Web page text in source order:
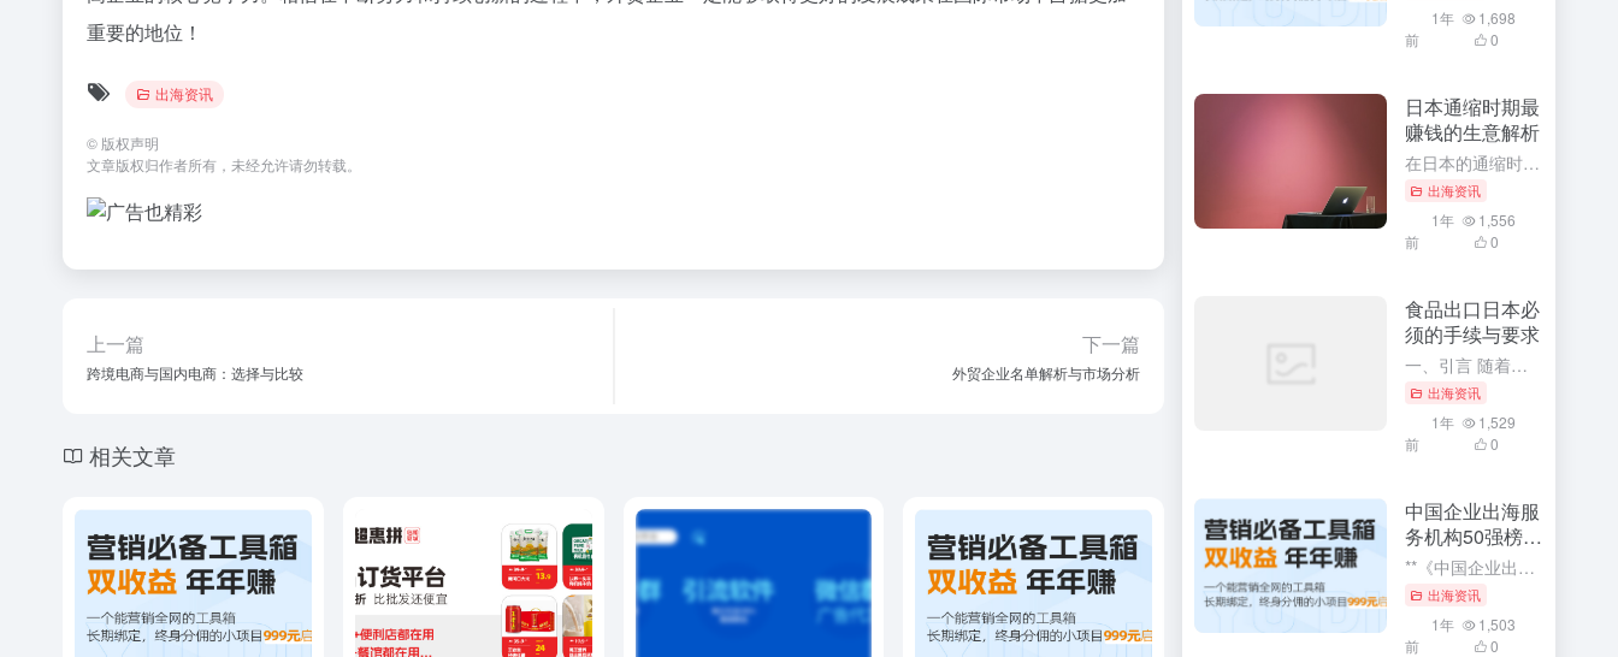
4. 拓展国际市场
企业应积极拓展国际市场，了解不同地区的市场需求和竞争状况，制定合理的市场进入策略。同时，企业还需关注国际政治
经济形势的变化，及时调整市场策略。
六、结论
一定的竞争力，但也面临着激烈的竞争压力和诸多挑战。因此，外贸企业应加强自身建设与发展需要重视产品研发与创新、
优化营销策略、完善供应链体系等方面的工作；同时要积极拓展国际市场适应市场需求变化和国际政治经济形势的变化以提
重要的地位！
出海资讯
©版权声明
文章版权归作者所有，未经允许请勿转载。
1年
前
1,698
0
日本通缩时期最
赚钱的生意解析
在日本的通缩时期，经济环境虽然充满挑战，但同时也孕育着许多商机。对于那些善于发现和把握机会的创业者来说，这个时期同样存在着许多赚钱的生意。本文将深入解析日本通缩时期最赚钱的生意，并探讨其背后的原因和成...
出海资讯
1年
前
1,556
0
食品出口日本必
须的手续与要求
一、引言 随着全球化的深入发展，食品出口已成为各国经济发展的重要组成部分。特别是对于中国这样的食品生产大国，向日本等国家出口食品已成为重要的经济活动。然而，由于各国的食品安全法规和标准存在差异，食品出...
出海资讯
1年
前
1,529
0
中国企业出海服
务机构50强榜单
解读
**《中国企业出海服务机构50强榜单解读》：深度探索与利用企业出海服务的核心竞争力** 在全球化经济浪潮中，中国企业出海已成为一种趋势。而《中国企业出海服务机构50强榜单》的发布，无疑为众多寻求海外市...
出海资讯
1年
前
1,503
0